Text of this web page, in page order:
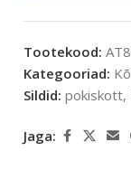
Tootekood:
Kategooriad:
Sildid: pokiskott,
Jaga: